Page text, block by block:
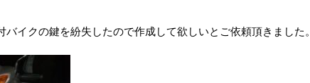
イクの鍵を紛失したので作成して欲しいとご依頼頂きました。